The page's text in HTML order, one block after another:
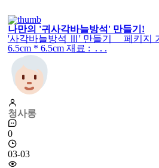
나만의 '귀사각바늘방석' 만들기!
'사각바늘방석 Ⅲ' 만들기 페키지
6.5cm * 6.5cm 재료 : . . .
청사롱
0
03-03